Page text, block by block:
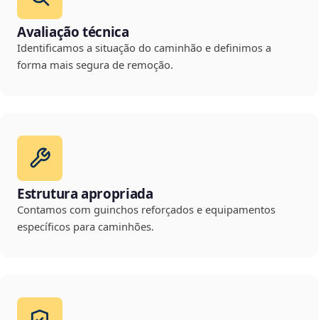
Avaliação técnica
Identificamos a situação do caminhão e definimos a
forma mais segura de remoção.
Estrutura apropriada
Contamos com guinchos reforçados e equipamentos
específicos para caminhões.